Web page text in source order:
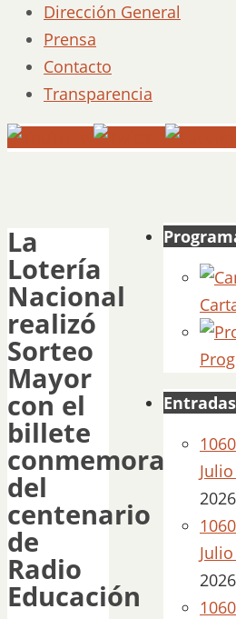
Dirección General
Prensa
Contacto
Transparencia
La
Lotería
Nacional
realizó
Sorteo
Mayor
con el
billete
conmemorativo
del
centenario
de
Radio
Educación
2026
2026